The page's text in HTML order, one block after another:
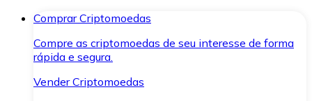
Comprar Criptomoedas
Compre as criptomoedas de seu interesse de forma
rápida e segura.
Vender Criptomoedas